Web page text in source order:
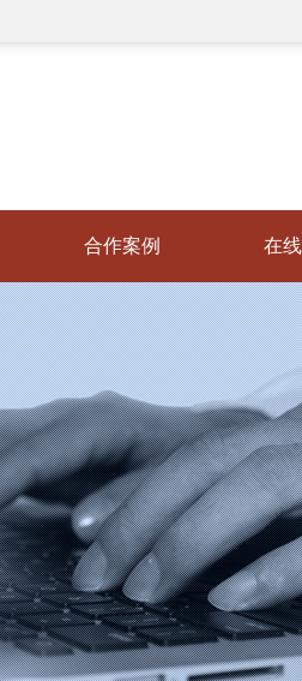
合作案例 在